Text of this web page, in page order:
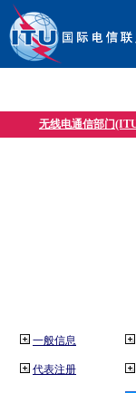
无线电通信部门
一般信息
代表注册